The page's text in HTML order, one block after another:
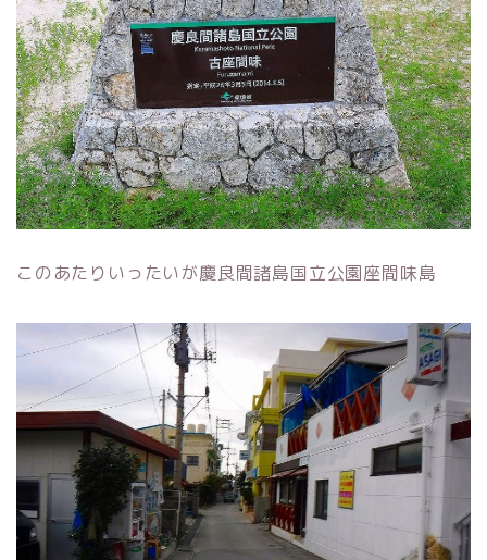
このあたりいったいが慶良間諸島国立公園座間味島